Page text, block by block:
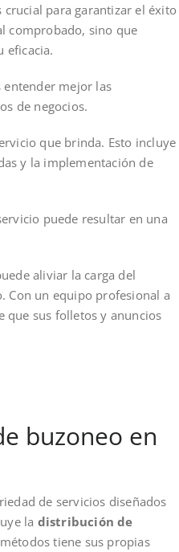
crucial para garantizar el éxito
comprobado, sino que
eficacia.
entender mejor las
de negocios.
que brinda. Esto incluye
y la implementación de
puede resultar en una
aliviar la carga del
Con un equipo profesional a
que sus folletos y anuncios
buzoneo en
de servicios diseñados
la distribución de
tiene sus propias